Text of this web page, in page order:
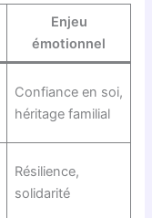
Enjeu
émotionnel
Confiance en soi,
héritage familial
Résilience,
solidarité